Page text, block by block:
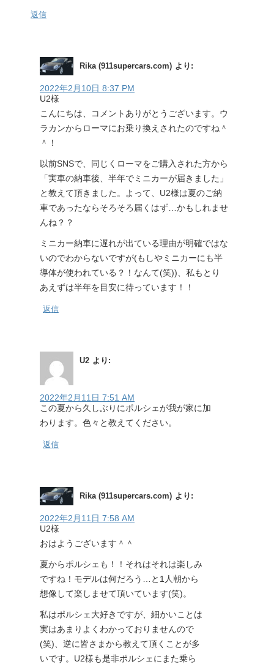
返信
Rika (911supercars.com) より:
2022年2月10日 8:37 PM
U2様
こんにちは、コメントありがとうございます。ウ
ラカンからローマにお乗り換えされたのですね＾
＾！
以前SNSで、同じくローマをご購入された方から
「実車の納車後、半年でミニカーが届きました」
と教えて頂きました。よって、U2様は夏のご納
車であったならそろそろ届くはず…かもしれませ
んね？？
ミニカー納車に遅れが出ている理由が明確ではな
いのでわからないですが(もしやミニカーにも半
導体が使われている？！なんて(笑))、私もとり
あえずは半年を目安に待っています！！
返信
U2 より:
2022年2月11日 7:51 AM
この夏から久しぶりにポルシェが我が家に加
わります。色々と教えてください。
返信
Rika (911supercars.com) より:
2022年2月11日 7:58 AM
U2様
おはようございます＾＾
夏からポルシェも！！それはそれは楽しみ
ですね！モデルは何だろう…と1人朝から
想像して楽しませて頂いています(笑)。
私はポルシェ大好きですが、細かいことは
実はあまりよくわかっておりませんので
(笑)、逆に皆さまから教えて頂くことが多
いです。U2様も是非ポルシェにまた乗ら